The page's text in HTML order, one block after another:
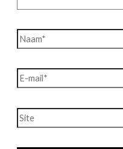
Naam*
E-
Site